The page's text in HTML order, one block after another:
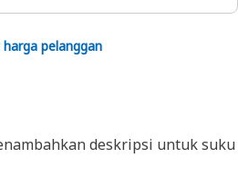
pelanggan
deskripsi untuk suku